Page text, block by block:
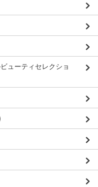
ューティセレクショ